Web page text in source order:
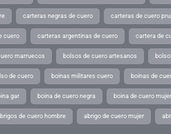
carteras negras de cuero carteras de cuero
cuero carteras argentinas de cuero cartera de
marruecos bolsos de cuero artesanos
de cuero boinas militares cuero boinas de
gar boina de cuero negra boina de cuero mujer
de cuero hombre abrigo de cuero mujer